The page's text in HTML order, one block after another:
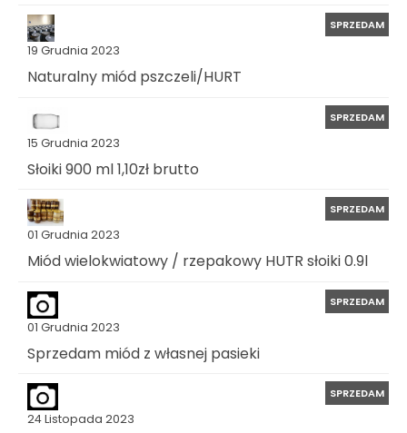
19 Grudnia 2023
SPRZEDAM
Naturalny miód pszczeli/HURT
15 Grudnia 2023
SPRZEDAM
Słoiki 900 ml 1,10zł brutto
01 Grudnia 2023
SPRZEDAM
Miód wielokwiatowy / rzepakowy HUTR słoiki 0.9l
01 Grudnia 2023
SPRZEDAM
Sprzedam miód z własnej pasieki
24 Listopada 2023
SPRZEDAM